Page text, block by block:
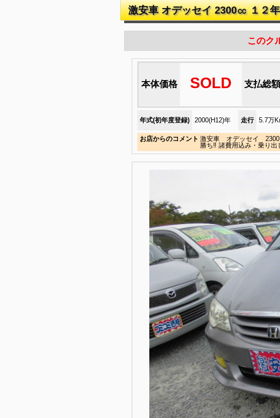
激安車 オデッセイ 2300㏄ １２
このク
本体価格 SOLD 支払総額
年式(初年度登録) 2000(H12)年 走行 5.7万
お店からのコメント 激安車 オデッセイ 2300
勝ち‼ 諸費用込み・乗り出